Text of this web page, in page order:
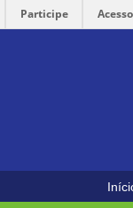
Participe